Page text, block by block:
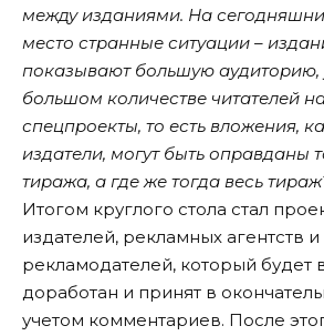
между изданиями. На
место странные ситуации –
показывают большую аудиторию,
большом количестве читателей
спецпроекты, то есть вложения,
издатели, могут быть оправданы
тиража, а где же тогда весь
Итогом круглого стола стал
издателей, рекламных агентств и
рекламодателей, который будет
доработан и принят в
учетом комментариев. После